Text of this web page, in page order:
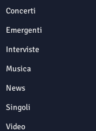
Concerti
Emergenti
Interviste
Musica
News
Singoli
Video